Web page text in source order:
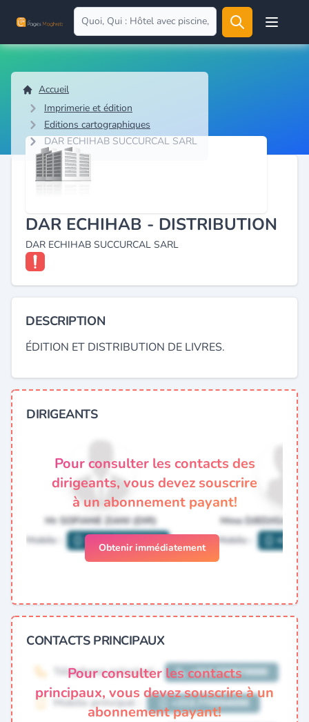
Open
Accueil
Imprimerie et édition
Editions cartographiques
DAR ECHIHAB SUCCURCAL SARL
DAR ECHIHAB - DISTRIBUTION
DAR ECHIHAB SUCCURCAL SARL
DESCRIPTION
ÉDITION ET DISTRIBUTION DE LIVRES.
DIRIGEANTS
Pour consulter les contacts des
dirigeants, vous devez souscrire
à un abonnement payant!
Obtenir immédiatement
CONTACTS PRINCIPAUX
Pour consulter les contacts
principaux, vous devez souscrire à un
abonnement payant!